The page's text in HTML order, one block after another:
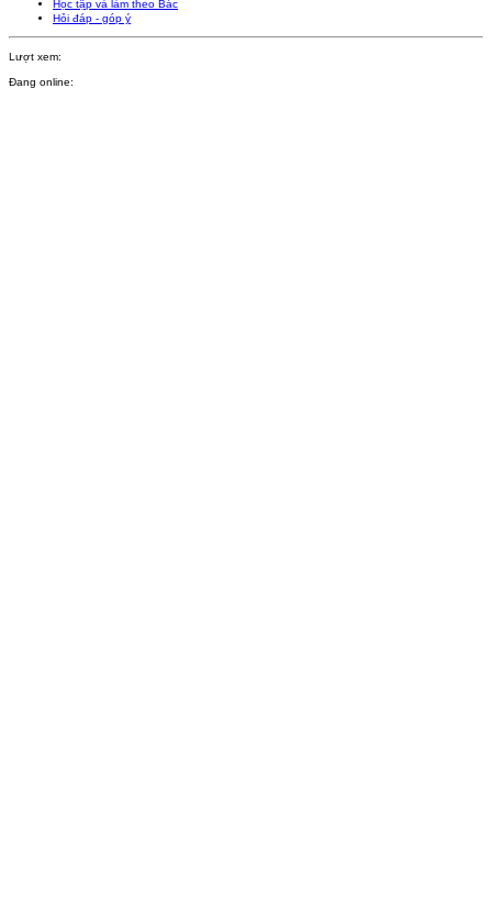
Học tập và làm theo Bác
Hỏi đáp - góp ý
Lượt xem:
Đang online: